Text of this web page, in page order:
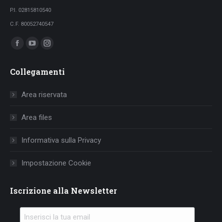
P.I. 02815810540
C.F. 80052740547
Ci puoi trovare su:
Facebook
opens
window
YouTube
opens
window
Instagram
opens
Collegamenti
Area riservata
Area files
Informativa sulla Privacy
Impostazione Cookie
Iscrizione alla Newsletter